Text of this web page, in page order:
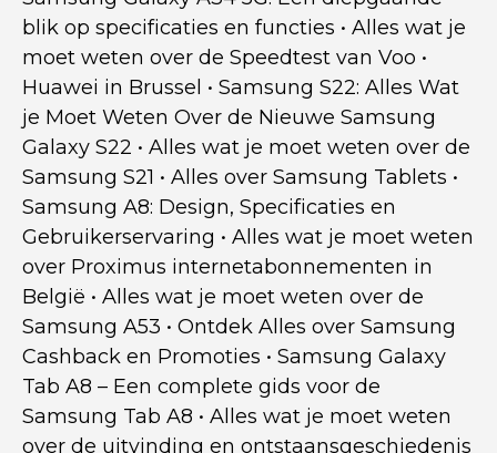
blik op specificaties en functies • Alles wat je
moet weten over de Speedtest van Voo •
Huawei in Brussel • Samsung S22: Alles Wat
je Moet Weten Over de Nieuwe Samsung
Galaxy S22 • Alles wat je moet weten over de
Samsung S21 • Alles over Samsung Tablets •
Samsung A8: Design, Specificaties en
Gebruikerservaring • Alles wat je moet weten
over Proximus internetabonnementen in
België • Alles wat je moet weten over de
Samsung A53 • Ontdek Alles over Samsung
Cashback en Promoties • Samsung Galaxy
Tab A8 – Een complete gids voor de
Samsung Tab A8 • Alles wat je moet weten
over de uitvinding en ontstaansgeschiedenis